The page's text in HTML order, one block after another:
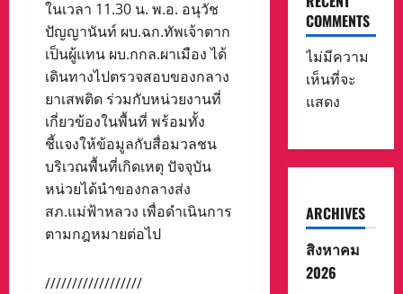
ในเวลา 11.30 น. พ.อ. อนุวัช
ปัญญานันท์ ผบ.ฉก.ทัพเจ้าตาก
เป็นผู้แทน ผบ.กกล.ผาเมือง ได้
เดินทางไปตรวจสอบของกลาง
ยาเสพติด ร่วมกับหน่วยงานที่
เกี่ยวข้องในพื้นที่ พร้อมทั้ง
ชี้แจงให้ข้อมูลกับสื่อมวลชน
บริเวณพื้นที่เกิดเหตุ ปัจจุบัน
หน่วยได้นำของกลางส่ง
สภ.แม่ฟ้าหลวง เพื่อดำเนินการ
ตามกฎหมายต่อไป
//////////////////
COMMENTS
ไม่มีความ
เห็นที่จะ
แสดง
ARCHIVES
สิงหาคม
2026